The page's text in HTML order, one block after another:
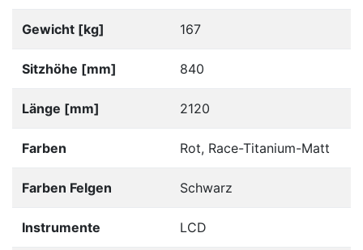
Gewicht [kg] 167
Sitzhöhe [mm] 840
Länge [mm] 2120
Farben Rot, Race-Titanium-Matt
Farben Felgen Schwarz
Instrumente LCD